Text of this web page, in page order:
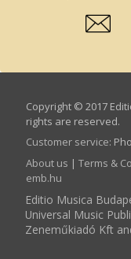
Copyright © 2017
rights are reserved.
Customer service:
About us | Terms &
emb.hu
Editio Musica
Universal Music
Zeneműkiadó Kft